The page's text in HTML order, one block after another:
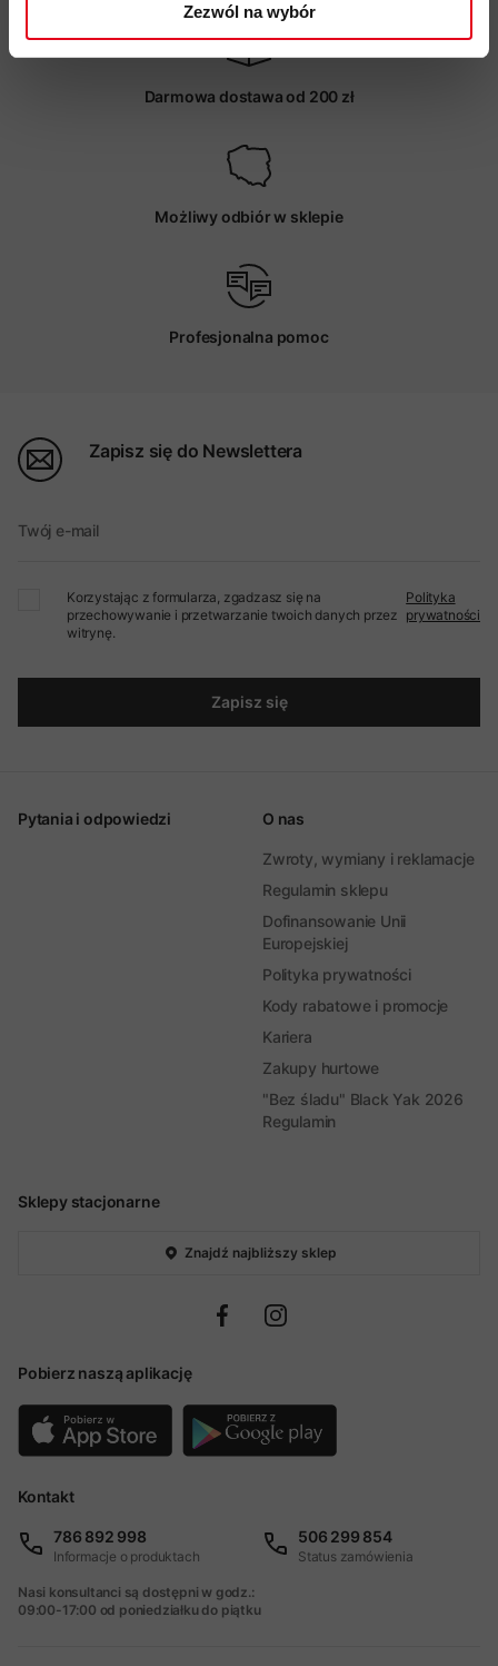
Zezwól na wybór
Darmowa dostawa od 200 zł
Możliwy odbiór w sklepie
Profesjonalna pomoc
Zapisz się do Newslettera
Twój e-mail
Korzystając z formularza, zgadzasz się na
przechowywanie i przetwarzanie twoich danych przez
witrynę.
Polityka
prywatności
Zapisz się
Sklepy stacjonarne
Znajdź najbliższy sklep
Pobierz naszą aplikację
Pytania i odpowiedzi O nas
Zwroty, wymiany i reklamacje
Regulamin sklepu
Dofinansowanie Unii
Europejskiej
Polityka prywatności
Kody rabatowe i promocje
Kariera
Zakupy hurtowe
"Bez śladu" Black Yak 2026
Regulamin
Kontakt
786 892 998
Informacje o produktach
506 299 854
Status zamówienia
Nasi konsultanci są dostępni w godz.:
09:00-17:00 od poniedziałku do piątku